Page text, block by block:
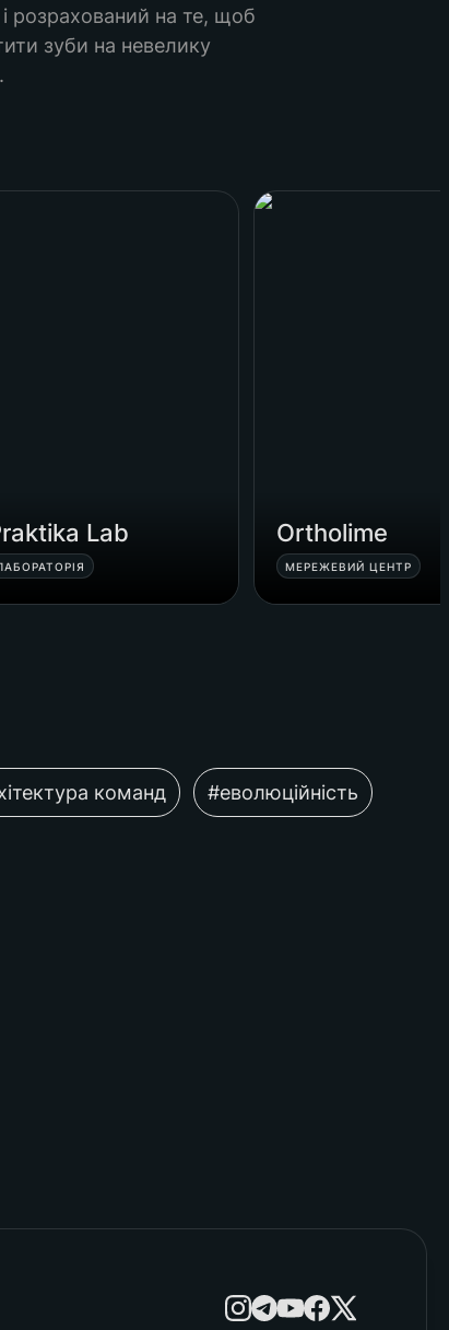
і розрахований на те, щоб
зуби на невелику
Lab
Lab
Ortholime
Ortholime
МЕРЕЖЕВИЙ ЦЕНТР
команд #еволюційність